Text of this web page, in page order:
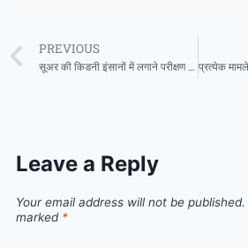
PREVIOUS
सूअर की किडनी इंसानों में लगाने परीक्षण को मंजूरी
Leave a Reply
Your email address will not be published.
marked *